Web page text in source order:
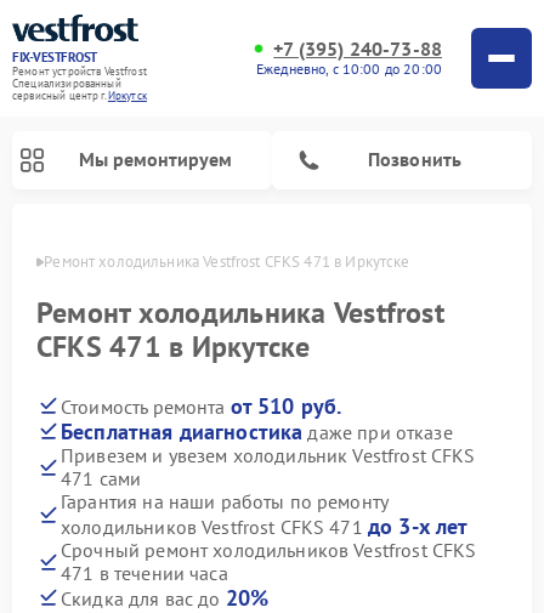
FIX-VESTFROST
Ремонт устройств Vestfrost
Специализированный
cервисный центр г.Иркутск
+7 (395) 240-73-88
Ежедневно, с 10:00 до 20:00
Мы ремонтируем Позвонить
Ремонт холодильника Vestfrost CFKS 471 в Иркутске
Ремонт холодильника Vestfrost
CFKS 471 в Иркутске
Стоимость ремонта от 510 руб.
Бесплатная диагностика даже при отказе
Привезем и увезем холодильник Vestfrost CFKS
471 сами
Гарантия на наши работы по ремонту
холодильников Vestfrost CFKS 471 до 3-х лет
Срочный ремонт холодильников Vestfrost CFKS
471 в течении часа
Скидка для вас до 20%